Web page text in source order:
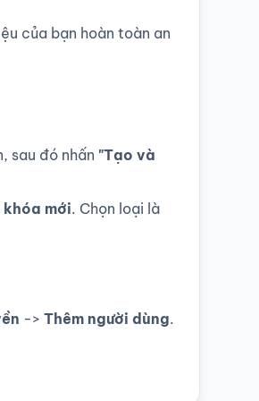
của bạn hoàn toàn an
sau đó nhấn "Tạo và
khóa mới. Chọn loại là
-> Thêm người dùng.